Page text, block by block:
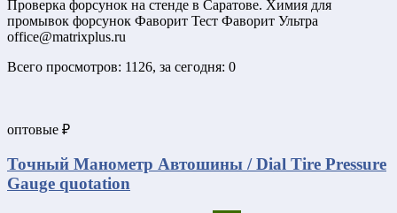
Проверка форсунок на стенде в Саратове. Химия для
промывок форсунок Фаворит Тест Фаворит Ультра
office@matrixplus.ru
Всего просмотров: 1126, за сегодня: 0
оптовые ₽
Точный Манометр Автошины / Dial Tire Pressure
Gauge quotation